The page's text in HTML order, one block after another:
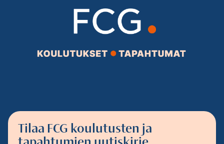
Tilaa FCG koulutusten ja